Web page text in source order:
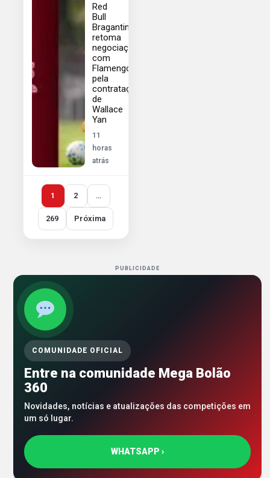
Red
Bull
Bragantino
retoma
negociações
com
Flamengo
pela
contratação
de
Wallace
Yan
11
horas
atrás
1 2 …
269 Próxima
PUBLICIDADE
COMUNIDADE OFICIAL
Entre na comunidade Mega Bolão
360
Novidades, notícias e atualizações das competições em
um só lugar.
WHATSAPP ›